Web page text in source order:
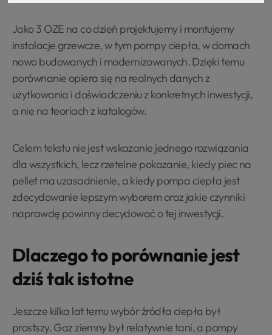
Jako 3 OZE na co dzień projektujemy i montujemy
instalacje grzewcze, w tym pompy ciepła, w domach
nowo budowanych i modernizowanych. Dzięki temu
porównanie opiera się na realnych danych z
użytkowania i doświadczeniu z konkretnych inwestycji,
a nie na teoriach z katalogów.
Celem tekstu nie jest wskazanie jednego rozwiązania
dla wszystkich, lecz rzetelne pokazanie, kiedy piec na
pellet ma uzasadnienie, a kiedy pompa ciepła jest
zdecydowanie lepszym wyborem oraz jakie czynniki
naprawdę powinny decydować o tej inwestycji.
Dlaczego to porównanie jest
dziś tak istotne
Jeszcze kilka lat temu wybór źródła ciepła był
prostszy. Gaz ziemny był relatywnie tani, a pompy